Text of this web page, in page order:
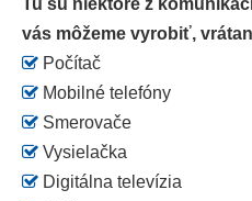
Tu sú niektoré z
vás môžeme vyrobiť,
 Počítač
 Mobilné telefóny
 Smerovače
 Vysielačka
 Digitálna televízia